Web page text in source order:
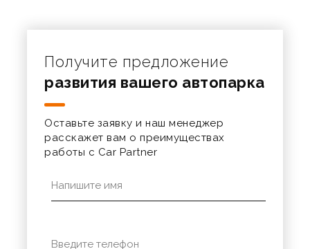
Оставьте заявку и наш менеджер
расскажет вам о преимуществах
работы с Car Partner
Получите предложение
развития вашего автопарка